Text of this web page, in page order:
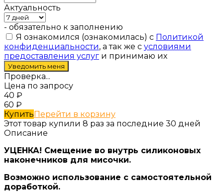
Актуальность
- обязательно к заполнению
Я ознакомился (ознакомилась) с Политикой
конфиденциальности, а так же с условиями
предоставления услуг и принимаю их
Проверка...
Цена по запросу
40 ₽
60 ₽
КупитьПерейти в корзину
Этот товар купили 8 раз за последние 30 дней
Описание
УЦЕНКА! Смещение во внутрь силиконовых
наконечников для мисочки.
Возможно использование с самостоятельной
доработкой.